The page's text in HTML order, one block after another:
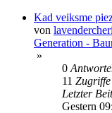
Kad veiksme
von
Generation -
»
0
11 Zugriffe
Letzter
Gestern